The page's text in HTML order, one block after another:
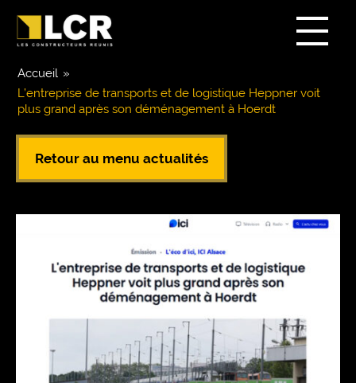
Accueil »
L’entreprise de transports et de logistique Heppner voit
plus grand après son déménagement à Hoerdt
Retour au menu actualités